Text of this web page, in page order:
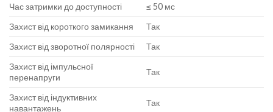
Час затримки до доступності
≤ 50 мс
Захист від короткого замикання
Так
Захист від зворотної полярності
Так
Захист від імпульсної
перенапруги
Так
Захист від індуктивних
навантажень
Так